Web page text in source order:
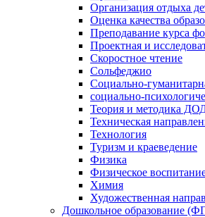
Организация отдыха
Оценка качества
Преподавание курса
Проектная и
Скоростное чтение
Сольфеджио
Социально-
социально-
Теория и методика
Техническая
Технология
Туризм и краеведение
Физика
Физическое
Химия
Художественная
Дошкольное образование